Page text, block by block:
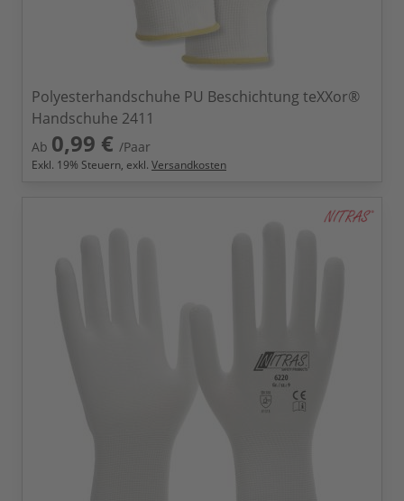
Polyesterhandschuhe PU Beschichtung teXXor®
Handschuhe 2411
Ab 0,99 € /Paar
Exkl. 19% Steuern, exkl. Versandkosten